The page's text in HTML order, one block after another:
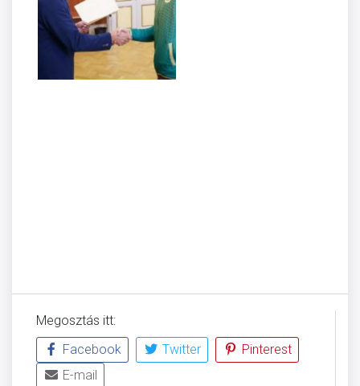
Megosztás itt:
Facebook
Twitter
Pinterest
E-mail